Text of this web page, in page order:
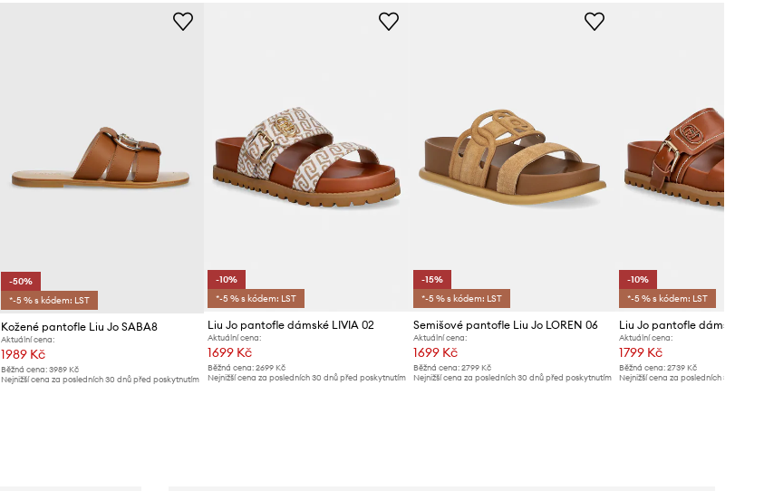
-50%
*-5 % s kódem: LST
Kožené pantofle Liu Jo SABA8
Aktuální cena:
1989 Kč
Běžná cena: 3989 Kč
Nejnižší cena za posledních 30 dnů před poskytnutím
-10%
*-5 % s kódem: LST
Liu Jo pantofle dámské LIVIA 02
Aktuální cena:
1699 Kč
Běžná cena: 2699 Kč
Nejnižší cena za posledních 30 dnů před poskytnutím
-15%
*-5 % s kódem: LST
Semišové pantofle Liu Jo LOREN 06
Aktuální cena:
1699 Kč
Běžná cena:2799 Kč
Nejnižší cena za posledních 30 dnů před poskytnutím
-10%
*-5 % s kódem: LST
Aktuální cena:
1799 Kč
Běžná cena: 2739 Kč
Nejnižší cena za posledních 30 dnů